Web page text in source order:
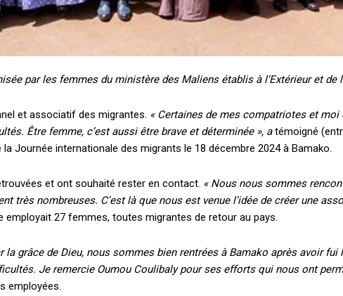
par les femmes du ministère des Maliens établis à l’Extérieur et
et associatif des migrantes. « Certaines de mes compatriotes et
Être femme, c’est aussi être brave et déterminée », atémoigné
Journée internationale des migrants le 18 décembre 2024 à Bamako.
et ont souhaité rester en contact. « Nous nous sommes
très nombreuses. C’est là que nous est venue l’idée de créer une
employait 27 femmes, toutes migrantes de retour au pays.
grâce de Dieu, nous sommes bien rentrées à Bamako après avoir
Je remercie Oumou Coulibaly pour ses efforts qui nous ont
employées.